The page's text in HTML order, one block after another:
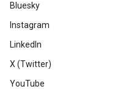
Bluesky
Instagram
LinkedIn
X (Twitter)
YouTube